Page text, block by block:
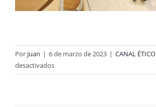
Por juan | 6 de marzo de 2023 | CANAL ÉTICO
desactivadosen
ALUMNOS